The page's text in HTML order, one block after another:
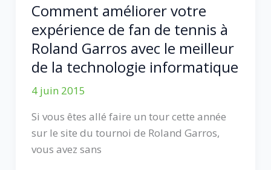
influence
Roland
Garros
Comment améliorer votre
expérience de fan de tennis à
Roland Garros avec le meilleur
de la technologie informatique
4 juin 2015
Si vous êtes allé faire un tour cette année
sur le site du tournoi de Roland Garros,
vous avez sans